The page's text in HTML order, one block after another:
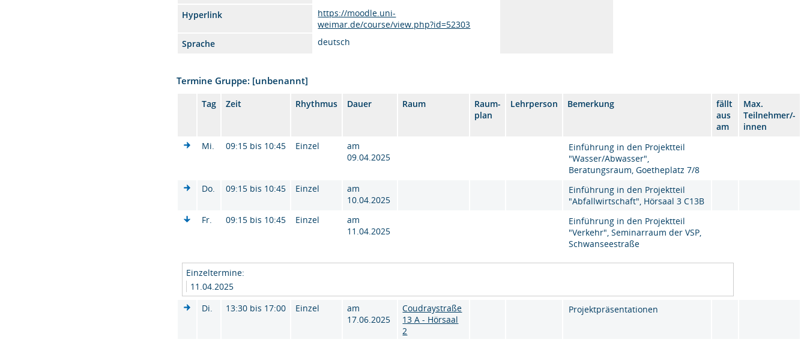
Hyperlink
https://moodle.uni-
weimar.de/course/view.php?id=52303
Sprache
deutsch
Termine Gruppe: [unbenannt]
Tag Zeit Rhythmus Dauer Raum
Raum-
plan
Lehrperson Bemerkung
fällt
aus
am
Max.
Teilnehmer/-
innen
Mi.
09:15 bis 10:45 Einzel
am
09.04.2025
Einführung in den Projektteil
"Wasser/Abwasser",
Beratungsraum, Goetheplatz 7/8
Do.
09:15 bis 10:45 Einzel
am
10.04.2025
Einführung in den Projektteil
"Abfallwirtschaft", Hörsaal 3 C13B
Fr.
09:15 bis 10:45 Einzel
am
11.04.2025
Einführung in den Projektteil
"Verkehr", Seminarraum der VSP,
Schwanseestraße
Einzeltermine:
11.04.2025
Di.
13:30 bis 17:00 Einzel
am
17.06.2025
Coudraystraße
13 A - Hörsaal
2
Projektpräsentationen